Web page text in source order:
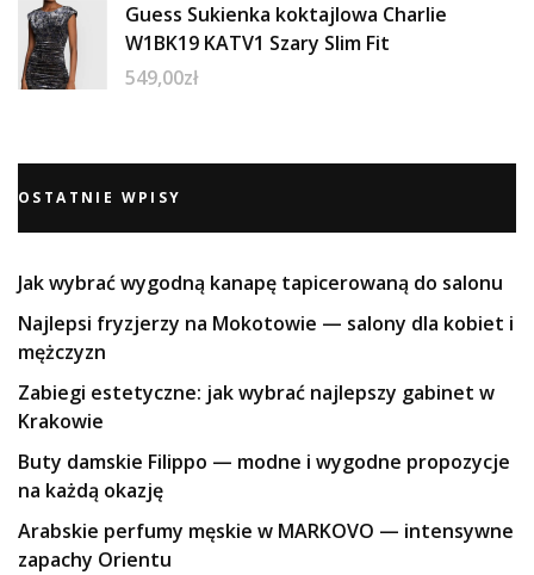
Guess Sukienka koktajlowa Charlie
W1BK19 KATV1 Szary Slim Fit
549,00zł
OSTATNIE WPISY
Jak wybrać wygodną kanapę tapicerowaną do salonu
Najlepsi fryzjerzy na Mokotowie — salony dla kobiet i
mężczyzn
Zabiegi estetyczne: jak wybrać najlepszy gabinet w
Krakowie
Buty damskie Filippo — modne i wygodne propozycje
na każdą okazję
Arabskie perfumy męskie w MARKOVO — intensywne
zapachy Orientu